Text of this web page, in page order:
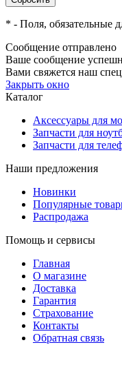
* - Поля, обязательные
Сообщение отправлено
Ваше сообщение
Вами свяжется наш
Закрыть окно
Каталог
Аксессуары для
Запчасти для
Запчасти для
Наши предложения
Новинки
Популярные
Распродажа
Помощь и сервисы
Главная
О магазине
Доставка
Гарантия
Страхование
Контакты
Обратная связь